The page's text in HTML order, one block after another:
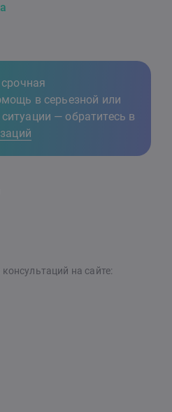
в серьезной или
— обратитесь в
на сайте: